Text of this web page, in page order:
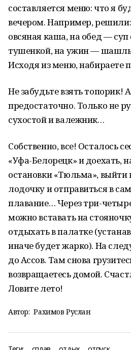
составляется меню: что я
вечером. Например,
овсяная каша, на обед —
тушенкой, на ужин —
Исходя из меню, набираете
Не забудьте взять топорик!
предостаточно. Только не
сухостой и валежник…
Собственно, все! Осталось
«Уфа-Белорецк» и доехать,
остановки «Тюльма», выйти
лодочку и отправиться в
плавание… Через три-
можно вставать на
отдыхать в палатке
иначе будет жарко). На
до Ассов. Там снова
возвращаетесь домой.
Ловите лето!
Автор: Рахимов Руслан